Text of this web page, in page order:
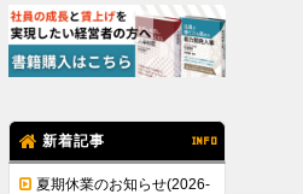
新着記事 INFO
夏期休業のお知らせ(2026-